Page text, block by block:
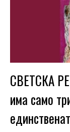
СВЕТСКА
има само